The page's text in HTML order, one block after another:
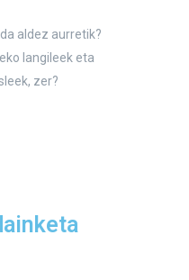
aldez aurretik?
langileek eta
zer?